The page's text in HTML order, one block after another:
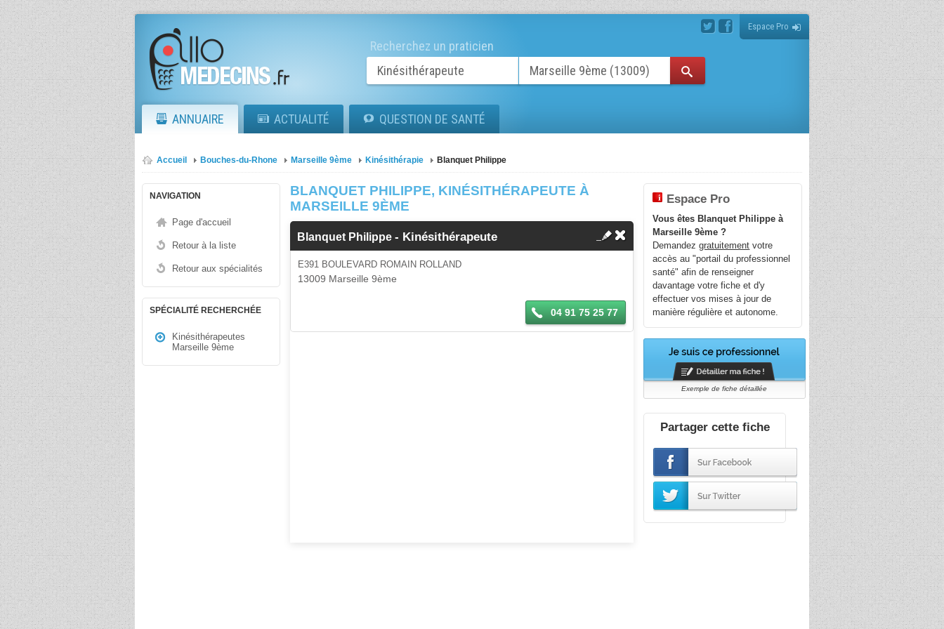
Espace Pro
Recherchez un praticien
ANNUAIRE ACTUALITÉ QUESTION DE SANTÉ
Accueil Bouches-du-Rhone Marseille 9ème Kinésithérapie Blanquet Philippe
NAVIGATION
Page d'accueil
Retour à la liste
Retour aux spécialités
SPÉCIALITÉ RECHERCHÉE
Kinésithérapeutes
Marseille 9ème
BLANQUET PHILIPPE, KINÉSITHÉRAPEUTE À
MARSEILLE 9ÈME
Blanquet Philippe- Kinésithérapeute
E391 BOULEVARD ROMAIN ROLLAND
13009 Marseille 9ème
04 91 75 25 77
Espace Pro
Vous êtes Blanquet Philippe à
Marseille 9ème ?
Demandezgratuitement votre
accès au "portail du professionnel
santé" afin de renseigner
davantage votre fiche et d'y
effectuer vos mises à jour de
manière régulière et autonome.
Exemple de fiche détaillée
Partager cette fiche